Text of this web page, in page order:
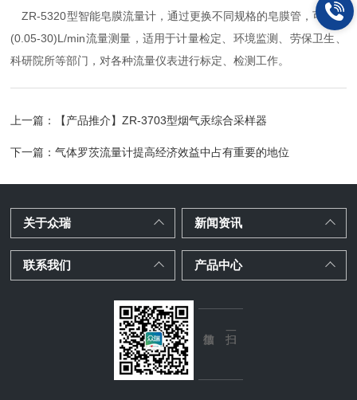
ZR-5320型智能皂膜流量计，通过更换不同规格的皂膜管，可实现
(0.05-30)L/min流量测量，适用于计量检定、环境监测、劳保卫生、
科研院所等部门，对各种流量仪表进行标定、检测工作。
上一篇： 【产品推介】ZR-3703型烟气汞综合采样器
下一篇：气体罗茨流量计提高经济效益中占有重要的地位
关于众瑞 新闻资讯
联系我们 产品中心